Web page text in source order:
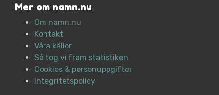
Mer om namn.nu
Om namn.nu
Kontakt
Våra källor
Så tog vi fram statistiken
Cookies & personuppgifter
Integritetspolicy